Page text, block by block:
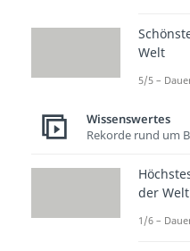
vorbei!
Welt
5/5 –
Wissenswertes
Rekorde rund um
der Welt
1/6 –